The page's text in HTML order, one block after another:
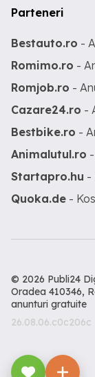
Parteneri
Bestauto.ro -
Romimo.ro -
Romjob.ro -
Cazare24.ro -
Bestbike.ro -
Animalutul.ro
Startapro.hu -
Quoka.de -
© 2026 Publi24
Oradea 410346,
anunturi gratuite
26.08.06.c0c206c